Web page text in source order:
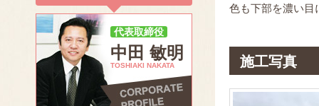
色も下部を濃い目
施工写真
代表取締役
中田 敏明
TOSHIAKI NAKATA